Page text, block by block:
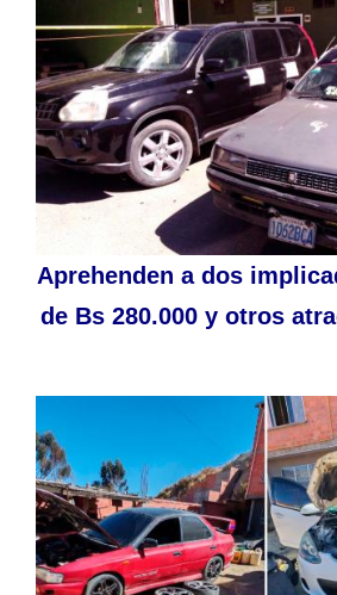
Aprehenden a dos
de Bs 280.000 y otros